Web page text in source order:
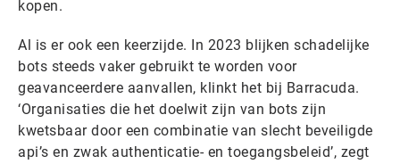
kopen.
Al is er ook een keerzijde. In 2023 blijken schadelijke
bots steeds vaker gebruikt te worden voor
geavanceerdere aanvallen, klinkt het bij Barracuda.
‘Organisaties die het doelwit zijn van bots zijn
kwetsbaar door een combinatie van slecht beveiligde
api’s en zwak authenticatie- en toegangsbeleid’, zegt